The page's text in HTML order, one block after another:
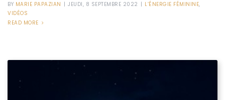
BY MARIE PAPAZIAN | JEUDI, 8 SEPTEMBRE 2022 | L’ÉNERGIE FÉMININE,
VIDÉOS
READ MORE